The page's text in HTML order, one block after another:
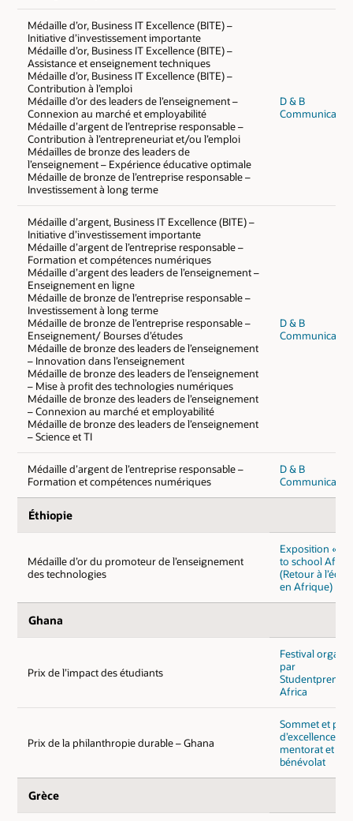
Médaille d’or, Business IT Excellence (BITE) –
Initiative d’investissement importante
Médaille d’or, Business IT Excellence (BITE) –
Assistance et enseignement techniques
Médaille d’or, Business IT Excellence (BITE) –
Contribution à l’emploi
Médaille d’or des leaders de l’enseignement –
Connexion au marché et employabilité
Médaille d’argent de l’entreprise responsable –
Contribution à l’entrepreneuriat et/ou l’emploi
Médailles de bronze des leaders de
l’enseignement – Expérience éducative optimale
Médaille de bronze de l’entreprise responsable –
Investissement à long terme
D & B
Médaille d’argent, Business IT Excellence (BITE) –
Initiative d’investissement importante
Médaille d’argent de l’entreprise responsable –
Formation et compétences numériques
Médaille d’argent des leaders de l’enseignement –
Enseignement en ligne
Médaille de bronze de l’entreprise responsable –
Investissement à long terme
Médaille de bronze de l’entreprise responsable –
Enseignement/ Bourses d’études
Médaille de bronze des leaders de l’enseignement
– Innovation dans l’enseignement
Médaille de bronze des leaders de l’enseignement
– Mise à profit des technologies numériques
Médaille de bronze des leaders de l’enseignement
– Connexion au marché et employabilité
Médaille de bronze des leaders de l’enseignement
– Science et TI
D & B
Médaille d’argent de l’entreprise responsable –
Formation et compétences numériques
D & B
Éthiopie
Médaille d’or du promoteur de l’enseignement
des technologies
Exposition «
to school
(Retour à l’école
en Afrique)
Ghana
Prix de l’impact des étudiants
Festival
par
Studentpreneur
Africa
Prix de la philanthropie durable – Ghana
Sommet et prix
d’excellence du
mentorat et du
bénévolat
Grèce